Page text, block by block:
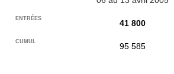
41 800
95 585